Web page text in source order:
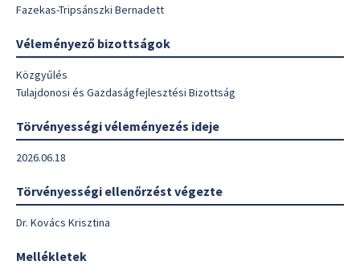
Fazekas-Tripsánszki Bernadett
Véleményező bizottságok
Közgyűlés
Tulajdonosi és Gazdaságfejlesztési Bizottság
Törvényességi véleményezés ideje
2026.06.18
Törvényességi ellenőrzést végezte
Dr. Kovács Krisztina
Mellékletek